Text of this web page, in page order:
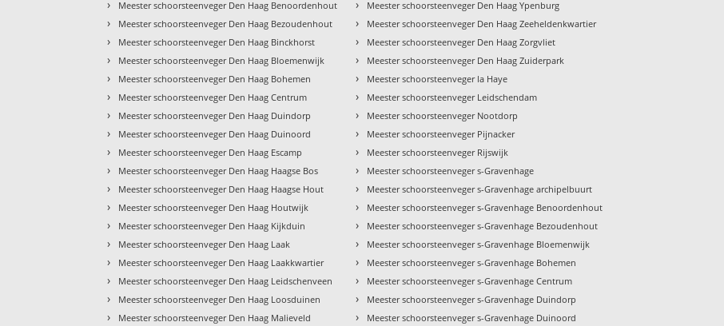
› Meester schoorsteenveger Den Haag Benoordenhout
› Meester schoorsteenveger Den Haag Bezoudenhout
› Meester schoorsteenveger Den Haag Binckhorst
› Meester schoorsteenveger Den Haag Bloemenwijk
› Meester schoorsteenveger Den Haag Bohemen
› Meester schoorsteenveger Den Haag Centrum
› Meester schoorsteenveger Den Haag Duindorp
› Meester schoorsteenveger Den Haag Duinoord
› Meester schoorsteenveger Den Haag Escamp
› Meester schoorsteenveger Den Haag Haagse Bos
› Meester schoorsteenveger Den Haag Haagse Hout
› Meester schoorsteenveger Den Haag Houtwijk
› Meester schoorsteenveger Den Haag Kijkduin
› Meester schoorsteenveger Den Haag Laak
› Meester schoorsteenveger Den Haag Laakkwartier
› Meester schoorsteenveger Den Haag Leidschenveen
› Meester schoorsteenveger Den Haag Loosduinen
› Meester schoorsteenveger Den Haag Malieveld
› Meester schoorsteenveger Den Haag Ypenburg
› Meester schoorsteenveger Den Haag Zeeheldenkwartier
› Meester schoorsteenveger Den Haag Zorgvliet
› Meester schoorsteenveger Den Haag Zuiderpark
› Meester schoorsteenveger la Haye
› Meester schoorsteenveger Leidschendam
› Meester schoorsteenveger Nootdorp
› Meester schoorsteenveger Pijnacker
› Meester schoorsteenveger Rijswijk
› Meester schoorsteenveger s-Gravenhage
› Meester schoorsteenveger s-Gravenhage archipelbuurt
› Meester schoorsteenveger s-Gravenhage Benoordenhout
› Meester schoorsteenveger s-Gravenhage Bezoudenhout
› Meester schoorsteenveger s-Gravenhage Bloemenwijk
› Meester schoorsteenveger s-Gravenhage Bohemen
› Meester schoorsteenveger s-Gravenhage Centrum
› Meester schoorsteenveger s-Gravenhage Duindorp
› Meester schoorsteenveger s-Gravenhage Duinoord